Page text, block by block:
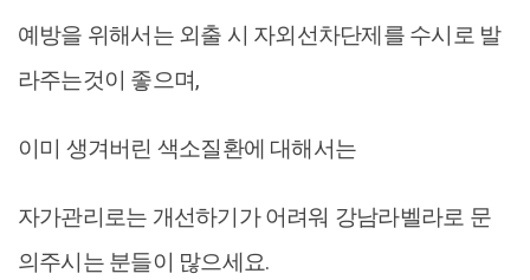
예방을 위해서는 외출 시 자외선차단제를 수시로 발
라주는것이 좋으며,
이미 생겨버린 색소질환에 대해서는
자가관리로는 개선하기가 어려워 강남라벨라로 문
의주시는 분들이 많으세요.